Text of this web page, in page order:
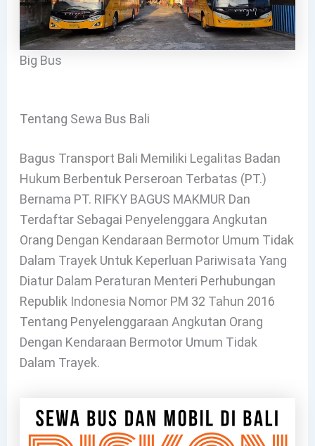
Big Bus
Tentang Sewa Bus Bali
Bagus Transport Bali Memiliki Legalitas Badan
Hukum Berbentuk Perseroan Terbatas (PT.)
Bernama PT. RIFKY BAGUS MAKMUR Dan
Terdaftar Sebagai Penyelenggara Angkutan
Orang Dengan Kendaraan Bermotor Umum Tidak
Dalam Trayek Untuk Keperluan Pariwisata Yang
Diatur Dalam Peraturan Menteri Perhubungan
Republik Indonesia Nomor PM 32 Tahun 2016
Tentang Penyelenggaraan Angkutan Orang
Dengan Kendaraan Bermotor Umum Tidak
Dalam Trayek.